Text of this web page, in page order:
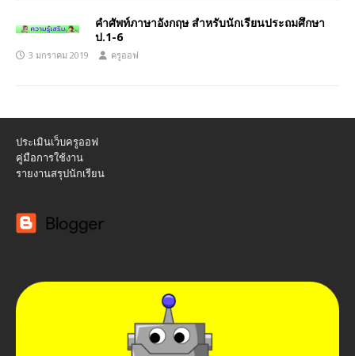
คำศัพท์ภาษาอังกฤษ สำหรับนักเรียนประถมศึกษา
ป.1-6
3 มกราคม 2019 ครูออฟ
ประเมินเว็บครูออฟ
คู่มือการใช้งาน
รายงานสรุปนักเรียน